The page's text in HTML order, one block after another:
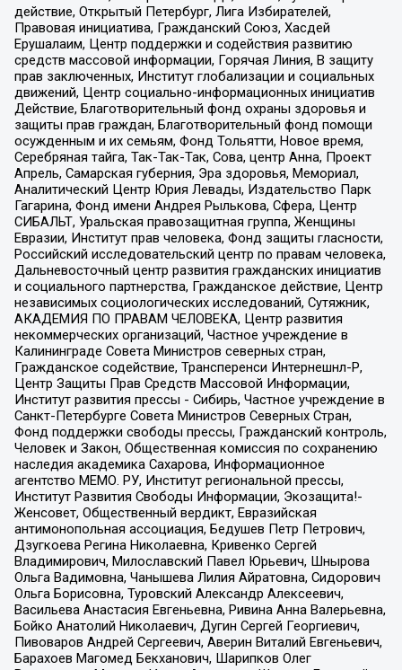
действие, Открытый Петербург, Лига Избирателей,
Правовая инициатива, Гражданский Союз, Хасдей
Ерушалаим, Центр поддержки и содействия развитию
средств массовой информации, Горячая Линия, В защиту
прав заключенных, Институт глобализации и социальных
движений, Центр социально-информационных инициатив
Действие, Благотворительный фонд охраны здоровья и
защиты прав граждан, Благотворительный фонд помощи
осужденным и их семьям, Фонд Тольятти, Новое время,
Серебряная тайга, Так-Так-Так, Сова, центр Анна, Проект
Апрель, Самарская губерния, Эра здоровья, Мемориал,
Аналитический Центр Юрия Левады, Издательство Парк
Гагарина, Фонд имени Андрея Рылькова, Сфера, Центр
СИБАЛЬТ, Уральская правозащитная группа, Женщины
Евразии, Институт прав человека, Фонд защиты гласности,
Российский исследовательский центр по правам человека,
Дальневосточный центр развития гражданских инициатив
и социального партнерства, Гражданское действие, Центр
независимых социологических исследований, Сутяжник,
АКАДЕМИЯ ПО ПРАВАМ ЧЕЛОВЕКА, Центр развития
некоммерческих организаций, Частное учреждение в
Калининграде Совета Министров северных стран,
Гражданское содействие, Трансперенси Интернешнл-Р,
Центр Защиты Прав Средств Массовой Информации,
Институт развития прессы - Сибирь, Частное учреждение в
Санкт-Петербурге Совета Министров Северных Стран,
Фонд поддержки свободы прессы, Гражданский контроль,
Человек и Закон, Общественная комиссия по сохранению
наследия академика Сахарова, Информационное
агентство МЕМО. РУ, Институт региональной прессы,
Институт Развития Свободы Информации, Экозащита!-
Женсовет, Общественный вердикт, Евразийская
антимонопольная ассоциация, Бедушев Петр Петрович,
Дзугкоева Регина Николаевна, Кривенко Сергей
Владимирович, Милославский Павел Юрьевич, Шнырова
Ольга Вадимовна, Чанышева Лилия Айратовна, Сидорович
Ольга Борисовна, Туровский Александр Алексеевич,
Васильева Анастасия Евгеньевна, Ривина Анна Валерьевна,
Бойко Анатолий Николаевич, Дугин Сергей Георгиевич,
Пивоваров Андрей Сергеевич, Аверин Виталий Евгеньевич,
Барахоев Магомед Бекханович, Шарипков Олег